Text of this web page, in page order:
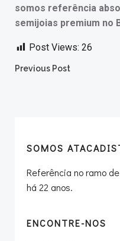
somos referência
semijoias premium no
Post Views: 26
Post
Previous Post
SOMOS
Referência no ramo
há 22 anos.
ENCONTRE-NOS